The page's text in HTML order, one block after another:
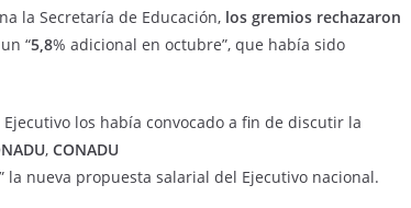
la Secretaría de Educación, los gremios rechazaron
“5,8% adicional en octubre”, que había sido
los había convocado a fin de discutir la
, CONADU
” la nueva propuesta salarial del Ejecutivo nacional.